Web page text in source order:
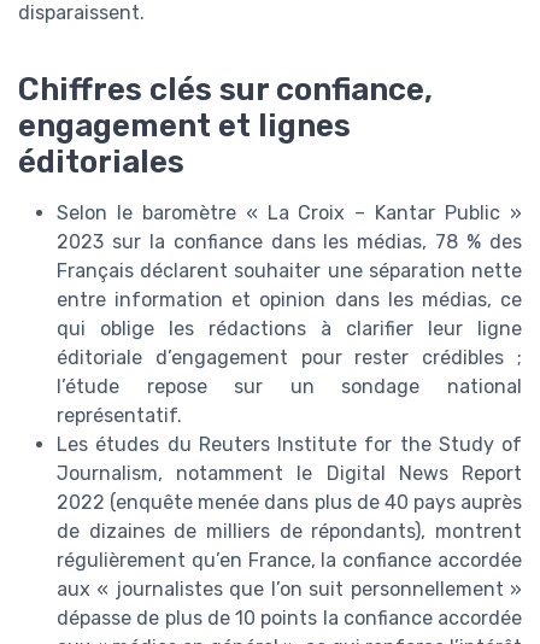
disparaissent.
Chiffres clés sur confiance,
engagement et lignes
éditoriales
Selon le baromètre « La Croix – Kantar Public »
2023 sur la confiance dans les médias, 78 % des
Français déclarent souhaiter une séparation nette
entre information et opinion dans les médias, ce
qui oblige les rédactions à clarifier leur ligne
éditoriale d’engagement pour rester crédibles ;
l’étude repose sur un sondage national
représentatif.
Les études du Reuters Institute for the Study of
Journalism, notamment le Digital News Report
2022 (enquête menée dans plus de 40 pays auprès
de dizaines de milliers de répondants), montrent
régulièrement qu’en France, la confiance accordée
aux « journalistes que l’on suit personnellement »
dépasse de plus de 10 points la confiance accordée